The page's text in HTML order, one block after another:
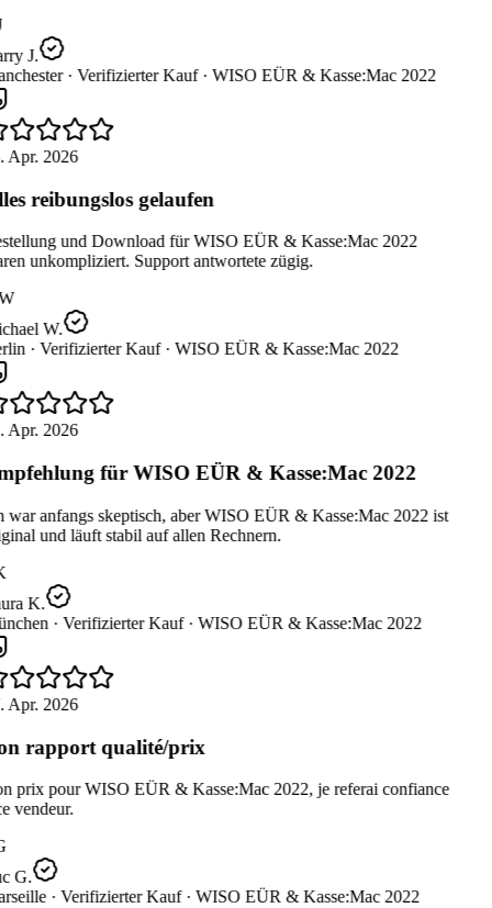
J.
· Verifizierter Kauf · WISO EÜR & Kasse:Mac 2022
Apr. 2026
reibungslos gelaufen
und Download für WISO EÜR & Kasse:Mac 2022
unkompliziert. Support antwortete zügig.
W.
· Verifizierter Kauf · WISO EÜR & Kasse:Mac 2022
Apr. 2026
für WISO EÜR & Kasse:Mac 2022
war anfangs skeptisch, aber WISO EÜR & Kasse:Mac 2022 ist
und läuft stabil auf allen Rechnern.
K.
· Verifizierter Kauf · WISO EÜR & Kasse:Mac 2022
Apr. 2026
rapport qualité/prix
prix pour WISO EÜR & Kasse:Mac 2022, je referai confiance
vendeur.
G.
· Verifizierter Kauf · WISO EÜR & Kasse:Mac 2022